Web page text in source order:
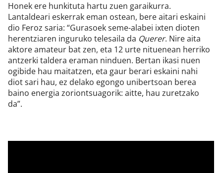
Honek ere hunkituta hartu zuen garaikurra.
Lantaldeari eskerrak eman ostean, bere aitari eskaini
dio Feroz saria: “Gurasoek seme-alabei ixten dioten
herentziaren inguruko telesaila da Querer. Nire aita
aktore amateur bat zen, eta 12 urte nituenean herriko
antzerki taldera eraman ninduen. Bertan ikasi nuen
ogibide hau maitatzen, eta gaur berari eskaini nahi
diot sari hau, ez delako egongo unibertsoan berea
baino energia zoriontsuagorik: aitte, hau zuretzako
da”.